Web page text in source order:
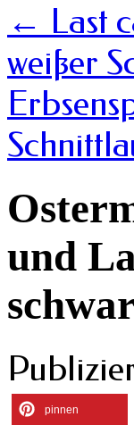
← Last
weißer
und
pinnen